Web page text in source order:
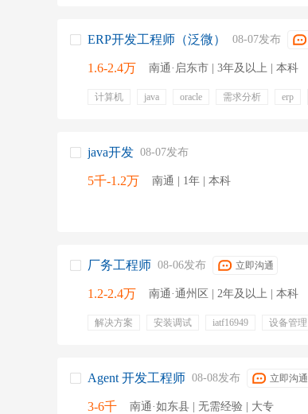
ERP开发工程师（泛微） 08-07发布
1.6-2.4万 南通·启东市 | 3年及以上 | 本科
计算机 java oracle 需求分析 erp
java开发 08-07发布
5千-1.2万 南通 | 1年 | 本科
厂务工程师 08-06发布 立即沟通
1.2-2.4万 南通·通州区 | 2年及以上 | 本科
解决方案 安装调试 iatf16949 设备管理
Agent 开发工程师 08-08发布 立即沟通
3-6千 南通·如东县 | 无需经验 | 大专